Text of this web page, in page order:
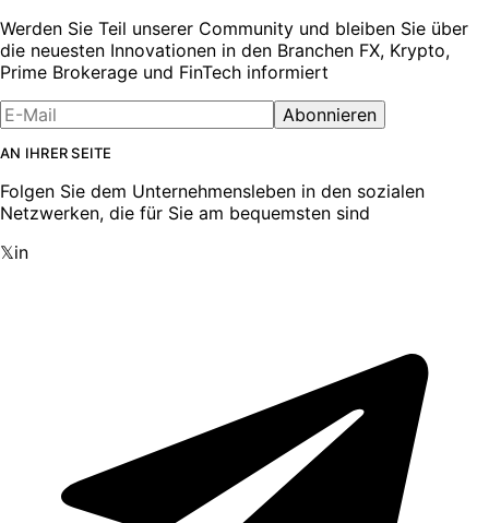
Werden Sie Teil unserer Community und bleiben Sie über
die neuesten Innovationen in den Branchen FX, Krypto,
Prime Brokerage und FinTech informiert
Abonnieren
AN IHRER SEITE
Folgen Sie dem Unternehmensleben in den sozialen
Netzwerken, die für Sie am bequemsten sind
𝕏in